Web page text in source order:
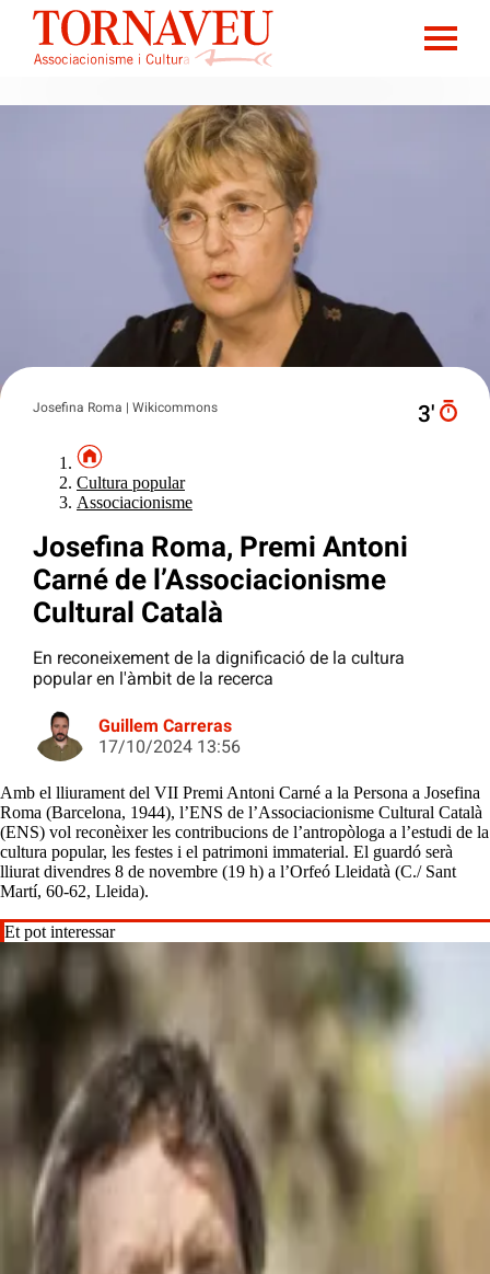
Josefina Roma | Wikicommons 3′
Cultura popular
Associacionisme
Josefina Roma, Premi Antoni
Carné de l’Associacionisme
Cultural Català
En reconeixement de la dignificació de la cultura
popular en l'àmbit de la recerca
Guillem Carreras
17/10/2024 13:56
Amb el lliurament del VII Premi Antoni Carné a la Persona a Josefina
Roma (Barcelona, 1944), l’ENS de l’Associacionisme Cultural Català
(ENS) vol reconèixer les contribucions de l’antropòloga a l’estudi de la
cultura popular, les festes i el patrimoni immaterial. El guardó serà
lliurat divendres 8 de novembre (19 h) a l’Orfeó Lleidatà (C./ Sant
Martí, 60-62, Lleida).
Et pot interessar